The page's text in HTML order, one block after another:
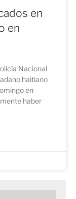
en
en
Nacional
haitiano
en
haber